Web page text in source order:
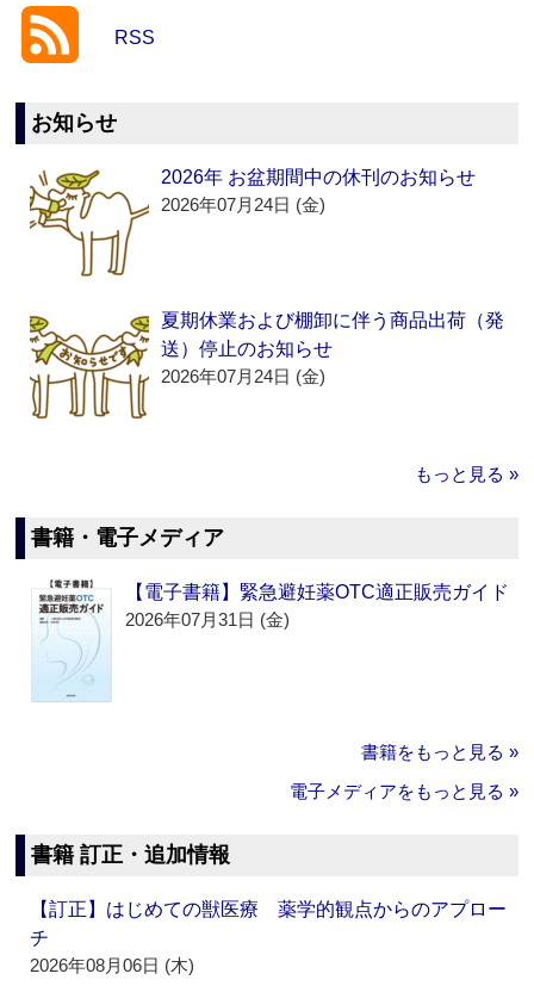
RSS
お知らせ
2026年 お盆期間中の休刊のお知らせ
2026年07月24日 (金)
夏期休業および棚卸に伴う商品出荷（発
送）停止のお知らせ
2026年07月24日 (金)
もっと見る »
書籍・電子メディア
【電子書籍】緊急避妊薬OTC適正販売ガイド
2026年07月31日 (金)
書籍をもっと見る »
電子メディアをもっと見る »
書籍 訂正・追加情報
【訂正】はじめての獣医療 薬学的観点からのアプロー
チ
2026年08月06日 (木)